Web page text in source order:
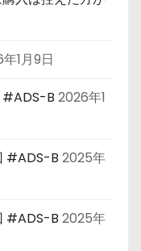
1月9日
#ADS-B 2026年1
#ADS-B 2025年
#ADS-B 2025年